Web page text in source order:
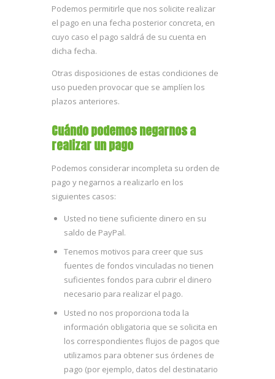
Podemos permitirle que nos solicite realizar
el pago en una fecha posterior concreta, en
cuyo caso el pago saldrá de su cuenta en
dicha fecha.
Otras disposiciones de estas condiciones de
uso pueden provocar que se amplíen los
plazos anteriores.
Cuándo podemos negarnos a
realizar un pago
Podemos considerar incompleta su orden de
pago y negarnos a realizarlo en los
siguientes casos:
Usted no tiene suficiente dinero en su
saldo de PayPal.
Tenemos motivos para creer que sus
fuentes de fondos vinculadas no tienen
suficientes fondos para cubrir el dinero
necesario para realizar el pago.
Usted no nos proporciona toda la
información obligatoria que se solicita en
los correspondientes flujos de pagos que
utilizamos para obtener sus órdenes de
pago (por ejemplo, datos del destinatario